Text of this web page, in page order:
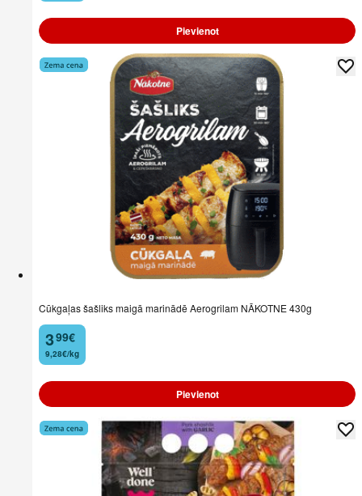
Pievienot
Cūkgaļas šašliks maigā marinādē Aerogrilam NĀKOTNE 430g
3
. 99€
9,28€/kg
Pievienot